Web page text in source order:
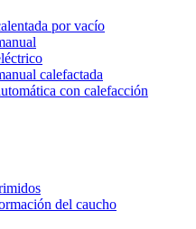
por vacío
calefactada
con calefacción
del caucho